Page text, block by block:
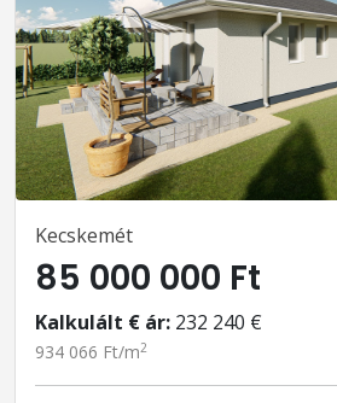
Kecskemét
85 000 000 Ft
Kalkulált € ár: 232 240 €
934 066 Ft/m2